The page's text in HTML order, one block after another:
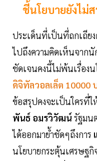
ชี้นโยบายยังไม่
ประเด็นที่เป็นที่ถกเถียง
ไปถึงความคิดเห็นจาก
ชัดเจนคงนี้ไม่พ้นเรื่องน
ดิจิทัลวอลเล็ต 10000
ข้อสรุปคงจะเป็นใครที่
พันธ์ อมรวิวัฒน์ รัฐมน
ได้ออกมาย้ำชัดๆถึงการ
นโยบายกระตุ้นเศรษฐกิ